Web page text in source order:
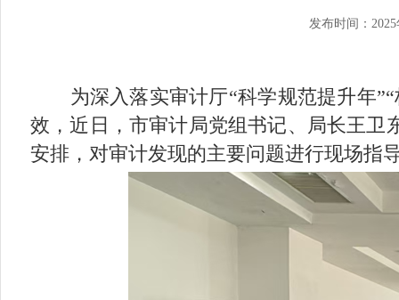
发布时间：2025
为深入落实审计厅“科学规范提升年”“
效，近日，市审计局党组书记、局长王卫
安排，对审计发现的主要问题进行现场指